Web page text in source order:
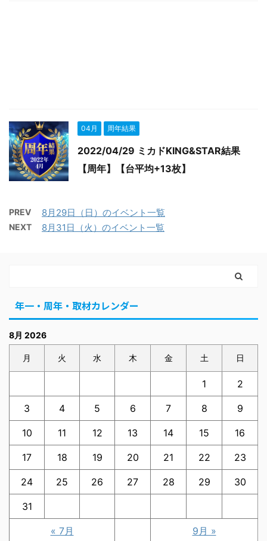
04月 周年結果
2022/04/29 ミカドKING&STAR結果
【周年】【台平均+13枚】
PREV 8月29日（日）のイベント一覧
NEXT 8月31日（火）のイベント一覧
年一・周年・取材カレンダー
8月 2026
月 火 水 木 金 土 日
1 2
3 4 5 6 7 8 9
10 11 12 13 14 15 16
17 18 19 20 21 22 23
24 25 26 27 28 29 30
31
« 7月 9月 »